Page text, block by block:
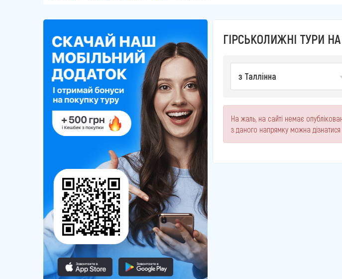
ГІРСЬКОЛИЖНІ ТУРИ
з Таллінна
На жаль, на сайті немає
з даного напрямку можна